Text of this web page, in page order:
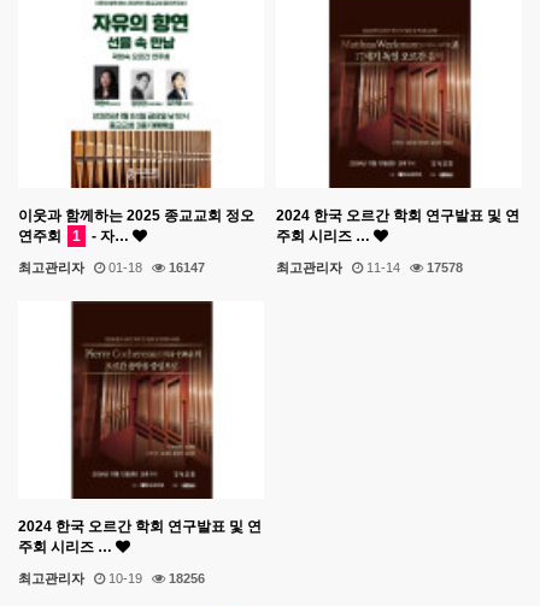
이웃과 함께하는 2025 종교교회 정오
연주회
1 - 자…
최고관리자 01-18 16147
2024 한국 오르간 학회 연구발표 및 연
주회 시리즈 …
최고관리자 11-14 17578
2024 한국 오르간 학회 연구발표 및 연
주회 시리즈 …
최고관리자 10-19 18256